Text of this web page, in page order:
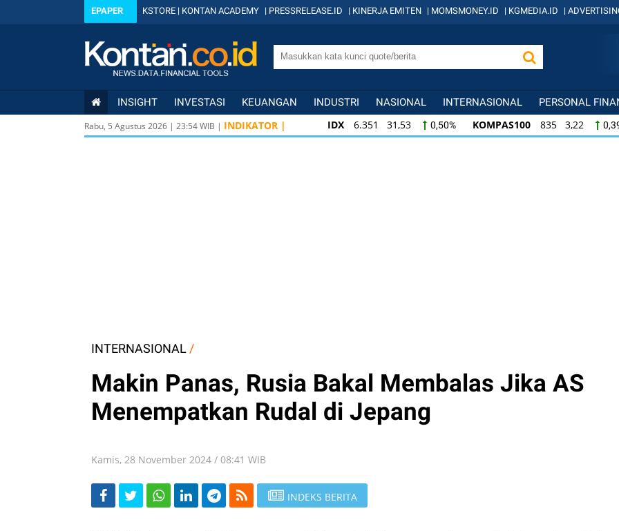
EPAPER KSTORE | KONTAN ACADEMY | PRESSRELEASE.ID | KINERJA EMITEN | MOMSMONEY.ID | KGMEDIA.ID |
INSIGHT INVESTASI KEUANGAN INDUSTRI NASIONAL INTERNASIONAL PERSONAL
Rabu, 5 Agustus 2026 | 23:54WIB | INDIKATOR | IDX 6.351 31,53 0,50% KOMPAS100 835 3,22
IDX 6.351 31,53 0,50% KOMPAS100 835 3,22
INTERNASIONAL /
Makin Panas, Rusia Bakal Membalas Jika AS
Menempatkan Rudal di Jepang
Kamis, 28 November 2024 / 08:41 WIB
INDEKS BERITA